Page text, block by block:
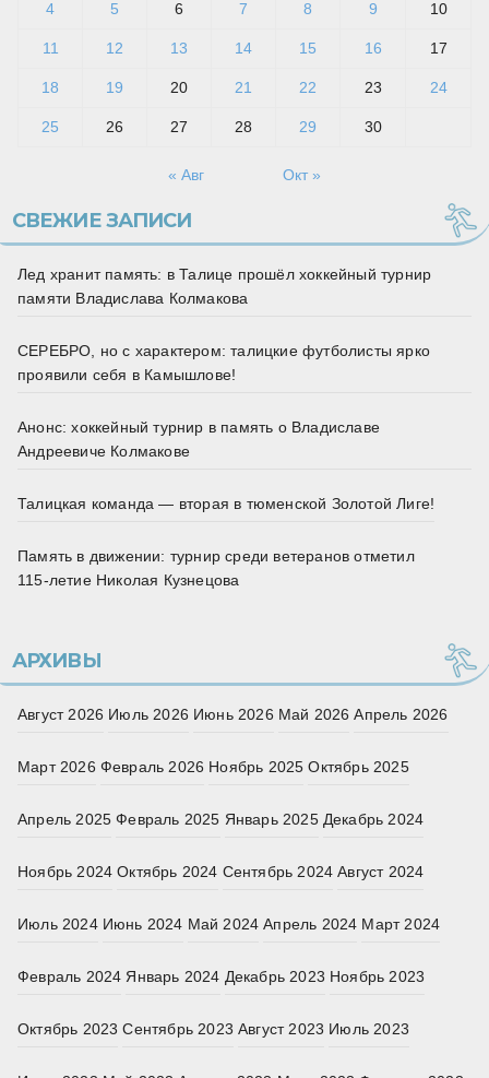
4 5 6 7 8 9 10
11 12 13 14 15 16 17
18 19 20 21 22 23 24
25 26 27 28 29 30
« Авг Окт »
СВЕЖИЕ ЗАПИСИ
Лед хранит память: в Талице прошёл хоккейный турнир
памяти Владислава Колмакова
СЕРЕБРО, но с характером: талицкие футболисты ярко
проявили себя в Камышлове!
Анонс: хоккейный турнир в память о Владиславе
Андреевиче Колмакове
Талицкая команда — вторая в тюменской Золотой Лиге!
Память в движении: турнир среди ветеранов отметил
115‑летие Николая Кузнецова
АРХИВЫ
Август 2026 Июль 2026 Июнь 2026 Май 2026 Апрель 2026
Март 2026 Февраль 2026 Ноябрь 2025 Октябрь 2025
Апрель 2025 Февраль 2025 Январь 2025 Декабрь 2024
Ноябрь 2024 Октябрь 2024 Сентябрь 2024 Август 2024
Июль 2024 Июнь 2024 Май 2024 Апрель 2024 Март 2024
Февраль 2024 Январь 2024 Декабрь 2023 Ноябрь 2023
Октябрь 2023 Сентябрь 2023 Август 2023 Июль 2023